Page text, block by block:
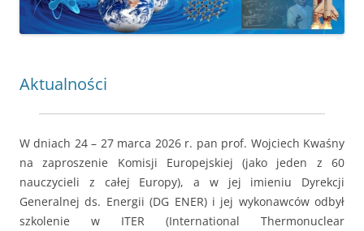
Aktualności
W dniach 24 – 27 marca 2026 r. pan prof. Wojciech Kwaśny
na zaproszenie Komisji Europejskiej (jako jeden z 60
nauczycieli z całej Europy), a w jej imieniu Dyrekcji
Generalnej ds. Energii (DG ENER) i jej wykonawców odbył
szkolenie w ITER (International Thermonuclear